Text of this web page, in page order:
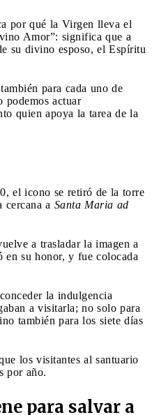
por qué la Virgen lleva el
Amor”: significa que a
su divino esposo, el Espíritu
para cada uno de
podemos actuar
quien apoya la tarea de la
el icono se retiró de la torre
cercana a Santa Maria ad
a trasladar la imagen a
en su honor, y fue colocada
la indulgencia
a visitarla; no solo para
también para los siete días
los visitantes al santuario
por año.
para salvar a